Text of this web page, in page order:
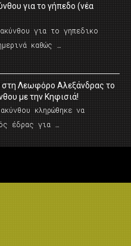
για το γήπεδο (νέα
για το γηπεδικο
καθώς …
στη Λεωφόρο Αλεξάνδρας το
με την Κηφισιά!
κληρώθηκε να
έδρας για …